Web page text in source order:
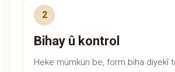
Bihay û kontrol
Heke mümkün be, form biha diyekî